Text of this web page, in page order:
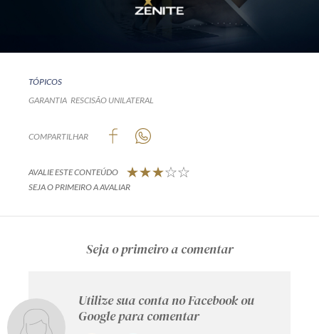
TÓPICOS
GARANTIA RESCISÃO UNILATERAL
COMPARTILHAR
AVALIE ESTE CONTEÚDO
SEJA O PRIMEIRO A AVALIAR
Seja o primeiro a comentar
Utilize sua conta no Facebook ou
Google para comentar